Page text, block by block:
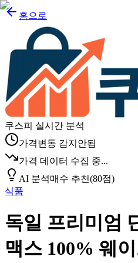
홈으로
쿠스피 실시간 분석
가격변동 감지안됨
가격 데이터 수집 중...
AI 분석매수 추천(80점)
식품
독일 프리미엄
맥스 100% 웨